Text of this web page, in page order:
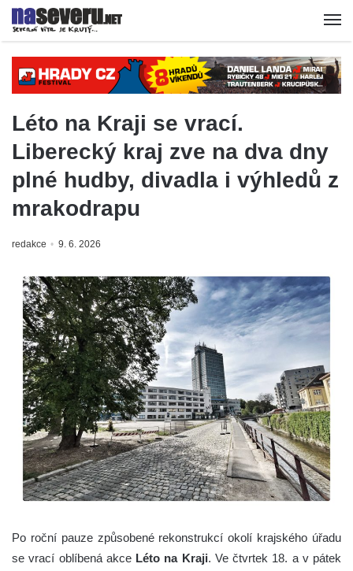
Léto na Kraji se vrací.
Liberecký kraj zve na dva dny
plné hudby, divadla i výhledů z
mrakodrapu
redakce 9. 6. 2026
Po roční pauze způsobené rekonstrukcí okolí krajského úřadu
se vrací oblíbená akce Léto na Kraji. Ve čtvrtek 18. a v pátek